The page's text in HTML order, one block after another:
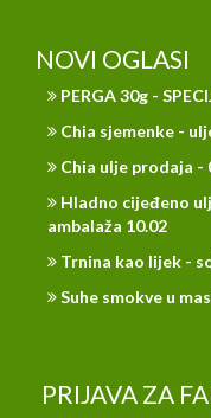
NOVI OGLASI
PERGA 30g -
Chia sjemenke -
Chia ulje prodaja -
Hladno cijeđeno
ambalaža 10.02
Trnina kao lijek -
Suhe smokve u
PRIJAVA ZA